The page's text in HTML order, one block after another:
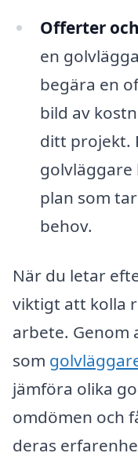
Offerter
en
begära en
bild av
ditt projekt.
golvläggare
plan som
behov.
När du letar
viktigt att kolla
arbete.
som
jämföra olika
omdömen och
deras